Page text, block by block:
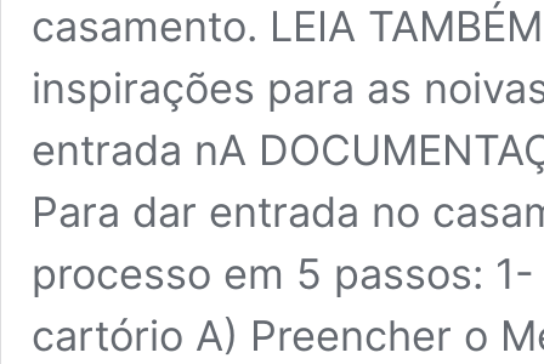
casamento. LEIA
inspirações para as
entrada nA
Para dar entrada no
processo em 5 passos:
cartório A) Preencher o